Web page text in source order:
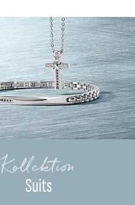
Kollektion
Suits